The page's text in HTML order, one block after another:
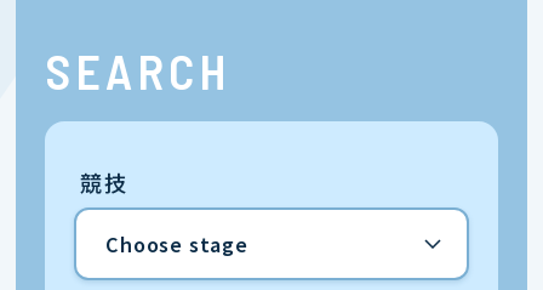
SEARCH
競技